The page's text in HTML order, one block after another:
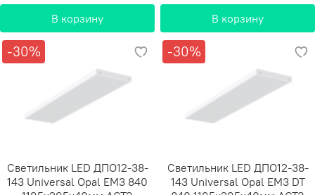
В корзину В корзину
-30%
Светильник LED ДПО12-38-
143 Universal Opal EM3 840
-30%
Светильник LED ДПО12-38-
143 Universal Opal EM3 DT